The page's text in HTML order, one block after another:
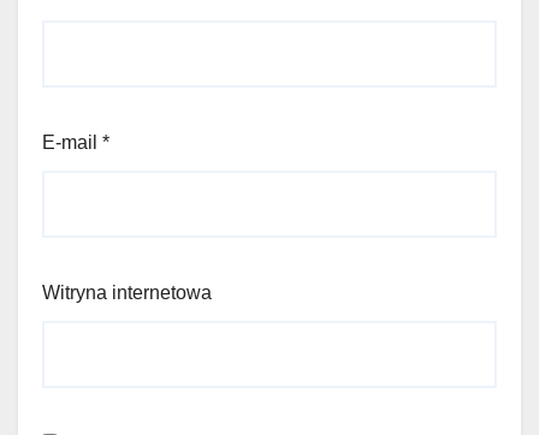
E-mail *
Witryna internetowa